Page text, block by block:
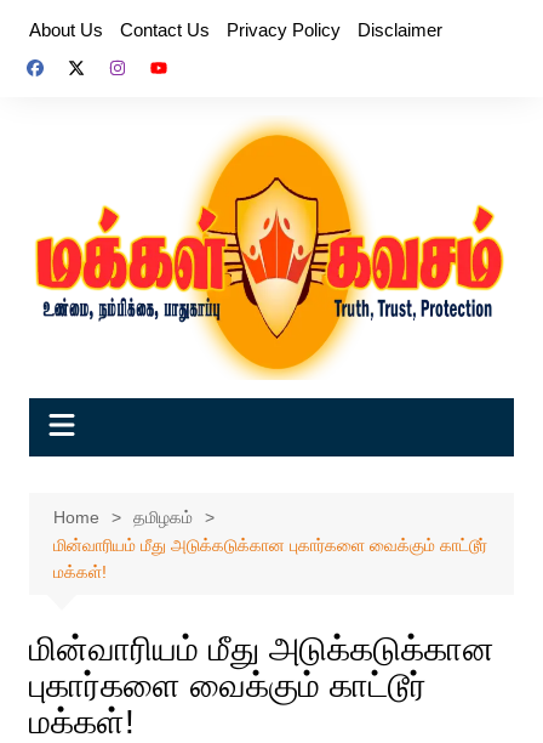
content
About Us Contact Us Privacy Policy Disclaimer
Home
தமிழகம்
மின்வாரியம் மீது அடுக்கடுக்கான புகார்களை வைக்கும் காட்டூர்
மக்கள்!
மின்வாரியம் மீது அடுக்கடுக்கான
புகார்களை வைக்கும் காட்டூர்
மக்கள்!